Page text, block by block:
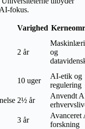
fokus.
Varighed
2 år
og
10 uger
AI-etik og
regulering
2½ år
Anvendt
3 år
Avanceret
forskning